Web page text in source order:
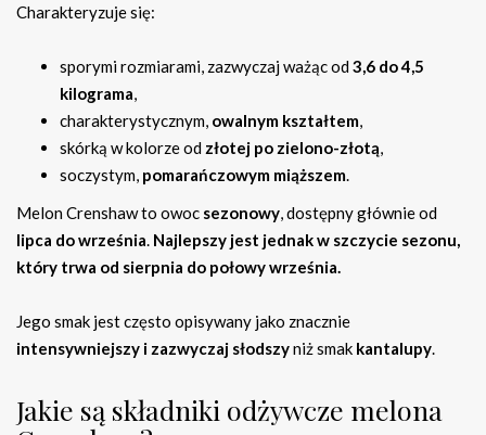
Charakteryzuje się:
sporymi rozmiarami, zazwyczaj ważąc od3,6 do 4,5
kilograma,
charakterystycznym, owalnym kształtem,
skórką w kolorze od złotej po zielono-złotą,
soczystym, pomarańczowym miąższem.
Melon Crenshaw to owoc sezonowy, dostępny głównie od
lipca do września. Najlepszy jest jednak w szczycie sezonu,
który trwa od sierpnia do połowy września.
Jego smak jest często opisywany jako znacznie
intensywniejszy i zazwyczaj słodszyniż smak kantalupy.
Jakie są składniki odżywcze melona